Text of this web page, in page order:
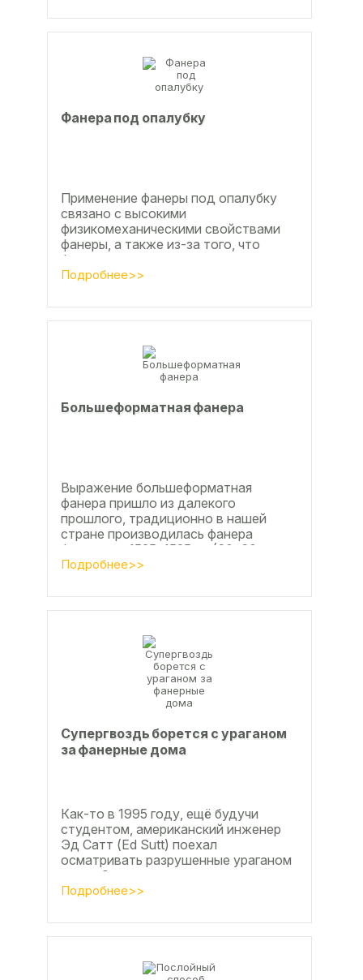
Фанера под опалубку
Применение фанеры под опалубку
связано с высокими
физикомеханическими свойствами
фанеры, а также из-за того, что
фанера позволяет получать
достаточно большие ровные
Подробнее>>
Большеформатная фанера
Выражение большеформатная
фанера пришло из далекого
прошлого, традиционно в нашей
стране производилась фанера
форматом 1525х1525мм (60х60
дюймов), форматы отличающиеся в
Подробнее>>
Супергвоздь борется с ураганом
за фанерные дома
Как-то в 1995 году, ещё будучи
студентом, американский инженер
Эд Сатт (Ed Sutt) поехал
осматривать разрушенные ураганом
дома. Он удивился, что ударов
стихии в большинстве случаев не...
Подробнее>>